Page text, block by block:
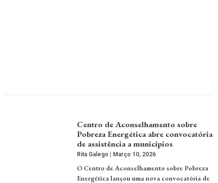
Centro de Aconselhamento sobre
Pobreza Energética abre convocatória
de assistência a municípios
Rita Galego Março 10, 2026
O Centro de Aconselhamento sobre Pobreza
Energética lançou uma nova convocatória de